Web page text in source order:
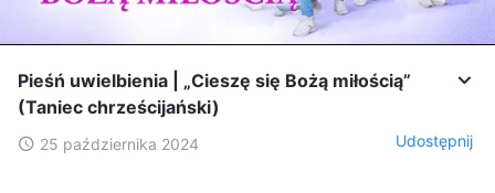
Pieśń uwielbienia | „Cieszę się Bożą miłością”
(Taniec chrześcijański)
25 października 2024 Udostępnij